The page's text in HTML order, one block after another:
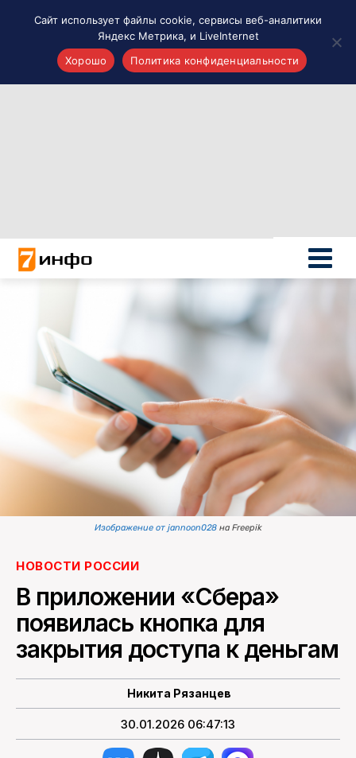
Новости России
Политика
Новости мира
Все материалы 7инфо
ПОИСК ПО САЙТУ
Изображение от jannoon028на Freepik
НОВОСТИ РОССИИ
В приложении «Сбера»
появилась кнопка для
закрытия доступа к деньгам
Никита Рязанцев
30.01.2026 06:47:13
Сайт использует файлы cookie, сервисы веб-аналитики
Яндекс Метрика, и LiveInternet
Хорошо
Политика конфиденциальности